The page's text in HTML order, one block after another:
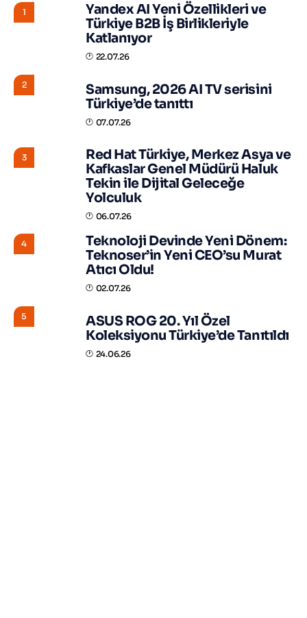
1
Yandex AI Yeni Özellikleri ve
Türkiye B2B İş Birlikleriyle
Katlanıyor
22.07.26
2
Samsung, 2026 AI TV serisini
Türkiye’de tanıttı
07.07.26
3
Red Hat Türkiye, Merkez Asya ve
Kafkaslar Genel Müdürü Haluk
Tekin ile Dijital Geleceğe
Yolculuk
06.07.26
4
Teknoloji Devinde Yeni Dönem:
Teknoser’in Yeni CEO’su Murat
Atıcı Oldu!
02.07.26
5
ASUS ROG 20. Yıl Özel
Koleksiyonu Türkiye’de Tanıtıldı
24.06.26